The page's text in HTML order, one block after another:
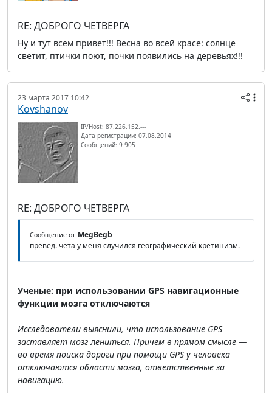
RE: ДОБРОГО ЧЕТВЕРГА
Ну и тут всем привет!!! Весна во всей красе: солнце
светит, птички поют, почки появились на деревьях!!!
23 марта 2017 10:42
Kovshanov
IP/Host: 87.226.152.---
Дата регистрации: 07.08.2014
Сообщений: 9 905
RE: ДОБРОГО ЧЕТВЕРГА
Сообщение от MegBegb
превед. чета у меня случился географический кретинизм.
Ученые: при использовании GPS навигационные
функции мозга отключаются
Исследователи выяснили, что использование GPS
заставляет мозг лениться. Причем в прямом смысле —
во время поиска дороги при помощи GPS у человека
отключаются области мозга, ответственные за
навигацию.